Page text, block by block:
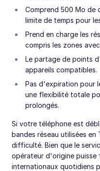
Comprend 500 Mo de
limite de temps pour
Prend en charge les
compris les zones
Le partage de points
appareils compatibles.
Pas d'expiration pour
une flexibilité totale
prolongés.
Si votre téléphone est
bandes réseau utilisées
difficulté. Bien que le
opérateur d'origine puisse
internationaux quotidiens